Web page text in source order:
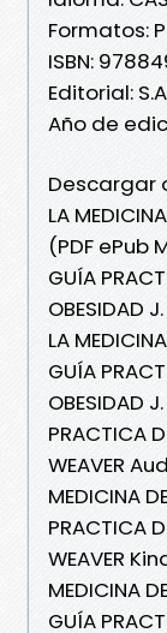
Formatos:
ISBN:
Editorial: S.A.
Año de
Descargar
LA
(PDF ePub
GUÍA
OBESIDAD
LA
GUÍA
OBESIDAD
PRACTICA
WEAVER
MEDICINA
PRACTICA
WEAVER
MEDICINA
GUÍA